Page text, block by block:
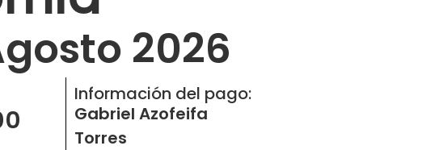
2026
Información del pago:
Gabriel Azofeifa
Torres